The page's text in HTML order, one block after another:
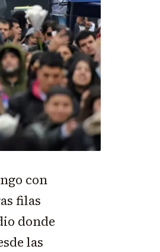
con
filas
donde
las